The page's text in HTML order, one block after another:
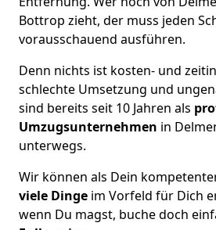
Bottrop zieht, der muss jeden
vorausschauend ausführen.
Denn nichts ist kosten- und
schlechte Umsetzung und
sind bereits seit 10 Jahren als
Umzugsunternehmen in
unterwegs.
Wir können als Dein
viele Dinge im Vorfeld für Dich
wenn Du magst, buche doch